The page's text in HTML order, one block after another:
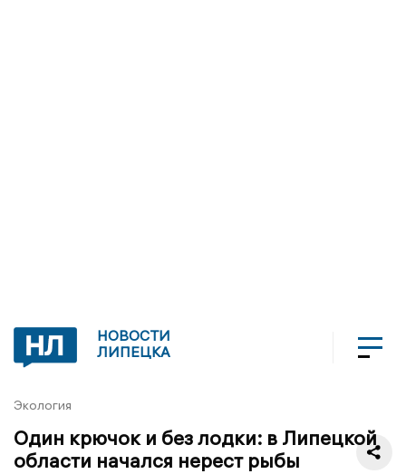
НОВОСТИ
ЛИПЕЦКА
Экология
Один крючок и без лодки: в Липецкой
области начался нерест рыбы